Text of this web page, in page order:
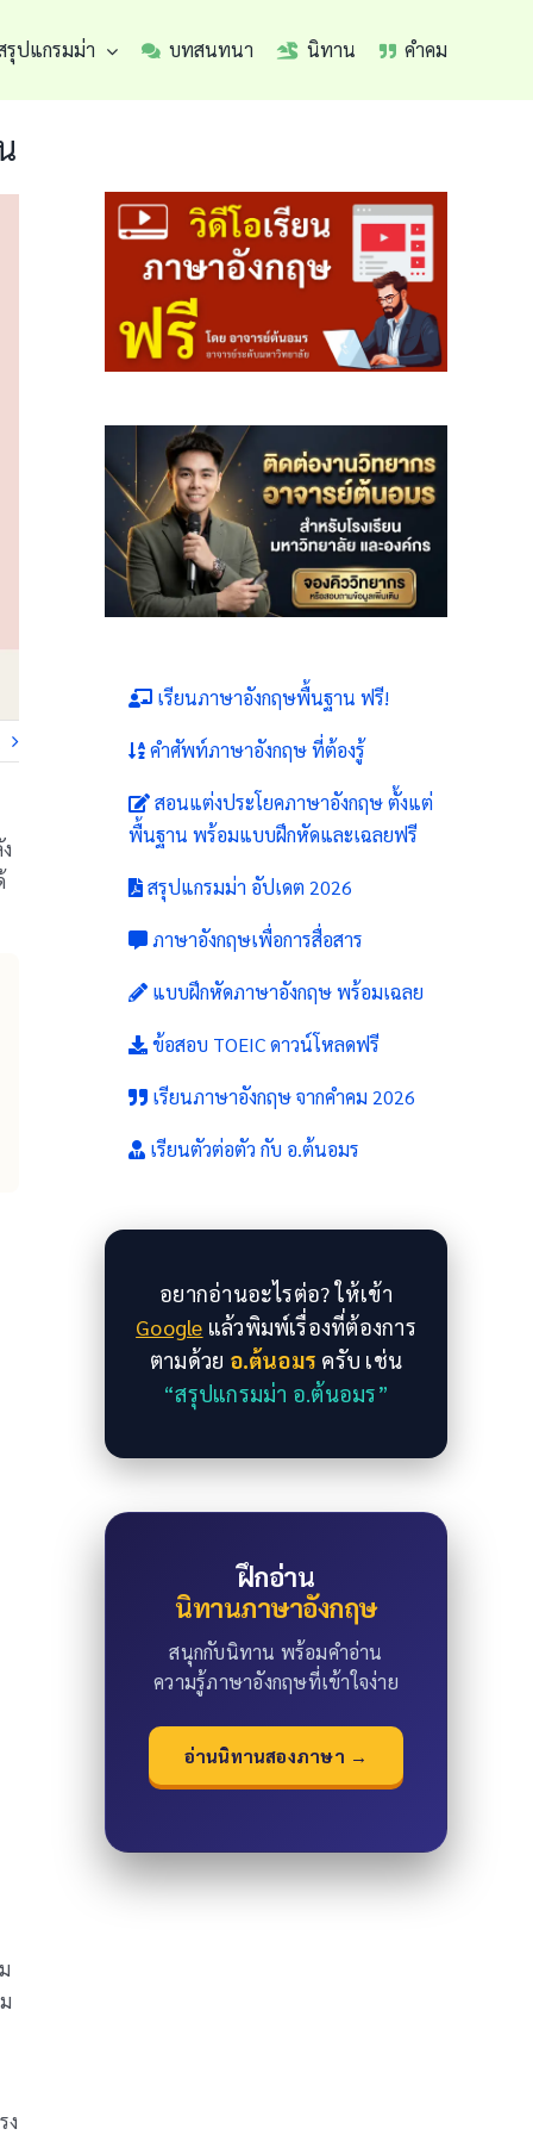
รุปแกรมม่า บทสนทนา นิทาน คำคม
ง
เรียนภาษาอังกฤษพื้นฐาน ฟรี!
คำศัพท์ภาษาอังกฤษ ที่ต้องรู้
สอนแต่งประโยคภาษาอังกฤษ ตั้งแต่
พื้นฐาน พร้อมแบบฝึกหัดและเฉลยฟรี
สรุปแกรมม่า อัปเดต 2026
ภาษาอังกฤษเพื่อการสื่อสาร
แบบฝึกหัดภาษาอังกฤษ พร้อมเฉลย
ข้อสอบ TOEIC ดาวน์โหลดฟรี
เรียนภาษาอังกฤษ จากคำคม 2026
เรียนตัวต่อตัว กับ อ.ต้นอมร
อยากอ่านอะไรต่อ? ให้เข้า
Google แล้วพิมพ์เรื่องที่ต้องการ
ตามด้วย อ.ต้นอมร ครับ เช่น
“สรุปแกรมม่า อ.ต้นอมร”
ฝึกอ่าน
นิทานภาษาอังกฤษ
สนุกกับนิทาน พร้อมคำอ่าน
ความรู้ภาษาอังกฤษที่เข้าใจง่าย
อ่านนิทานสองภาษา →